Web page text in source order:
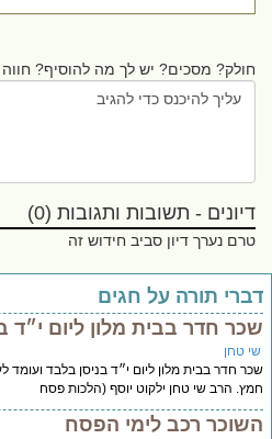
חולק? מסכים? יש לך מה להוסיף? חווה
דיונים - תשובות ותגובות (0)
טרם נערך דיון סביב חידוש זה
תורה על חגים
חדר בבית מלון ליום י״ד ב..
טחן
חדר בבית מלון ליום י״ד בניסן בלבד ועומד
הרב שי טחן ילקוט יוסף (הלכות פסח
רכב לימי הפסח